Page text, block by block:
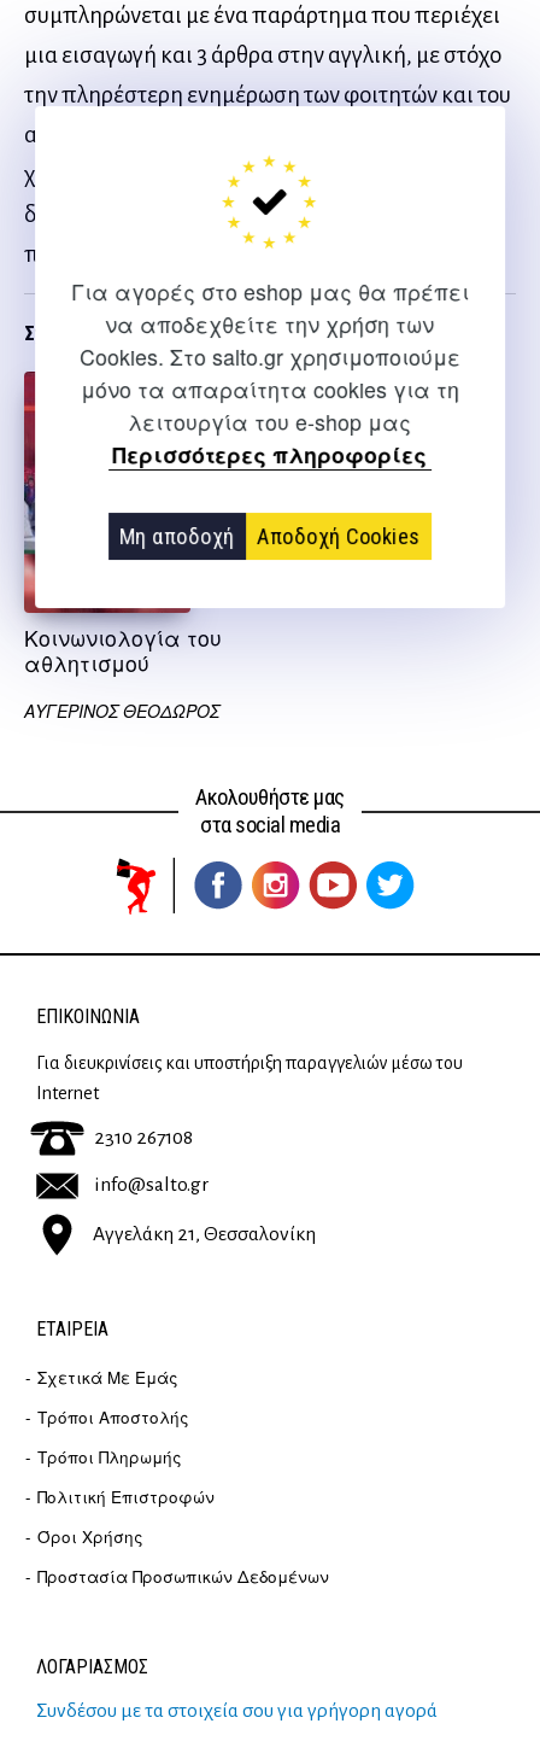
Για αγορές στο eshop μας θα πρέπει
να αποδεχθείτε την χρήση των
Cookies. Στο salto.gr χρησιμοποιούμε
μόνο τα απαραίτητα cookies για τη
λειτουργία του e-shop μας
Περισσότερες πληροφορίες
Μη αποδοχή Αποδοχή Cookies
συμπληρώνεται με ένα παράρτημα που περιέχει
μια εισαγωγή και 3 άρθρα στην αγγλική, με στόχο
την πληρέστερη ενημέρωση των φοιτητών και του
αναγνωστικού κοινού. Αυτά αποτελούν επίσης
χρήσιμες πηγές μελέτης για τους φοιτητές
διαφόρων εθνικοτήτων που συμμετέχουν στο
πρόγραμμα Erasmus.
Σχετικα
Κοινωνιολογία του
αθλητισμού
ΑΥΓΕΡΙΝΟΣ ΘΕΟΔΩΡΟΣ
Ακολουθήστε μας
στα social media
ΕΠΙΚΟΙΝΩΝΊΑ
Για διευκρινίσεις και υποστήριξη παραγγελιών μέσω του
Internet
2310 267108
info@salto.gr
Αγγελάκη 21, Θεσσαλονίκη
ΕΤΑΙΡΕΊΑ
Σχετικά Με Εμάς
Τρόποι Αποστολής
Τρόποι Πληρωμής
Πολιτική Επιστροφών
Όροι Χρήσης
Προστασία Προσωπικών Δεδομένων
ΛΟΓΑΡΙΑΣΜΟΣ
Συνδέσου με τα στοιχεία σου για γρήγορη αγορά